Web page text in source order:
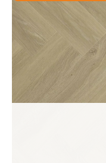
Konkursy
Inspiracje
Kontakt
Bel-Pol.pl